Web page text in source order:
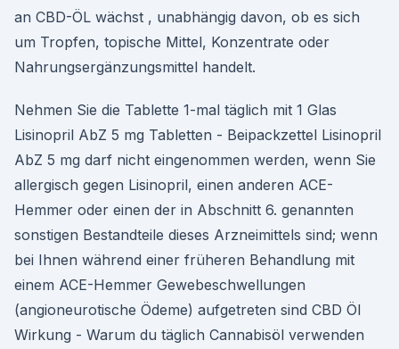
an CBD-ÖL wächst , unabhängig davon, ob es sich
um Tropfen, topische Mittel, Konzentrate oder
Nahrungsergänzungsmittel handelt.
Nehmen Sie die Tablette 1-mal täglich mit 1 Glas
Lisinopril AbZ 5 mg Tabletten - Beipackzettel Lisinopril
AbZ 5 mg darf nicht eingenommen werden, wenn Sie
allergisch gegen Lisinopril, einen anderen ACE-
Hemmer oder einen der in Abschnitt 6. genannten
sonstigen Bestandteile dieses Arzneimittels sind; wenn
bei Ihnen während einer früheren Behandlung mit
einem ACE-Hemmer Gewebeschwellungen
(angioneurotische Ödeme) aufgetreten sind CBD Öl
Wirkung - Warum du täglich Cannabisöl verwenden